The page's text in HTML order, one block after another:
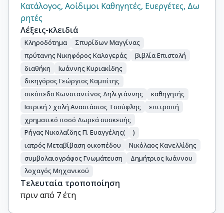
Κατάλογος, Αοίδιμοι Καθηγητές, Ευεργέτες, Δω
ρητές
Λέξεις-κλειδιά
Κληροδότημα
Σπυρίδων Μαγγίνας
πρύτανης Νικηφόρος Καλογεράς
βιβλία Επιστολή
διαθήκη
Ιωάννης Κυριακίδης
δικηγόρος Γεώργιος Καμπίτης
οικόπεδο Κωνσταντίνος Δηλιγιάννης
καθηγητής
Ιατρική Σχολή Αναστάσιος Τσούφλης
επιτροπή
χρηματικό ποσό Δωρεά συσκευής
Ρήγας Νικολαΐδης Π. Ευαγγέλης(
)
ιατρός Μεταβίβαση οικοπέδου
Νικόλαος Κανελλίδης
συμβολαιογράφος Γνωμάτευση
Δημήτριος Ιωάννου
λοχαγός Μηχανικού
Τελευταία τροποποίηση
πριν από 7 έτη